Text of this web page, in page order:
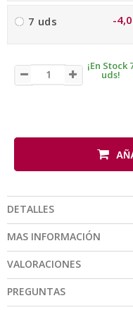
7 uds -
¡En Stock
uds!
DETALLES
MAS INFORMACIÓN
VALORACIONES
PREGUNTAS